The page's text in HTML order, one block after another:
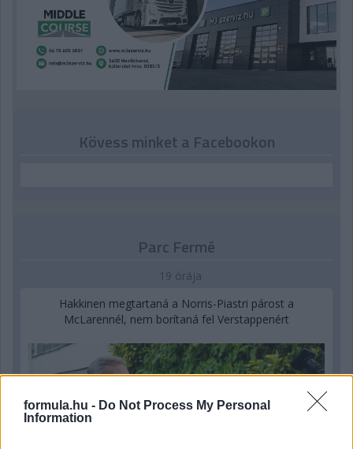
formula.hu - Do Not Process My Personal
Information
Kövess minket a Facebookon
Parc Fermé
19 órája
Hakkinen megtartaná a Norris-Piastri párost a
McLarennél, nem borítaná fel Verstappenért